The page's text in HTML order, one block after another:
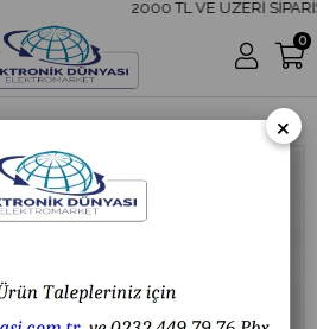
2000 TL VE ÜZERİ
0
×